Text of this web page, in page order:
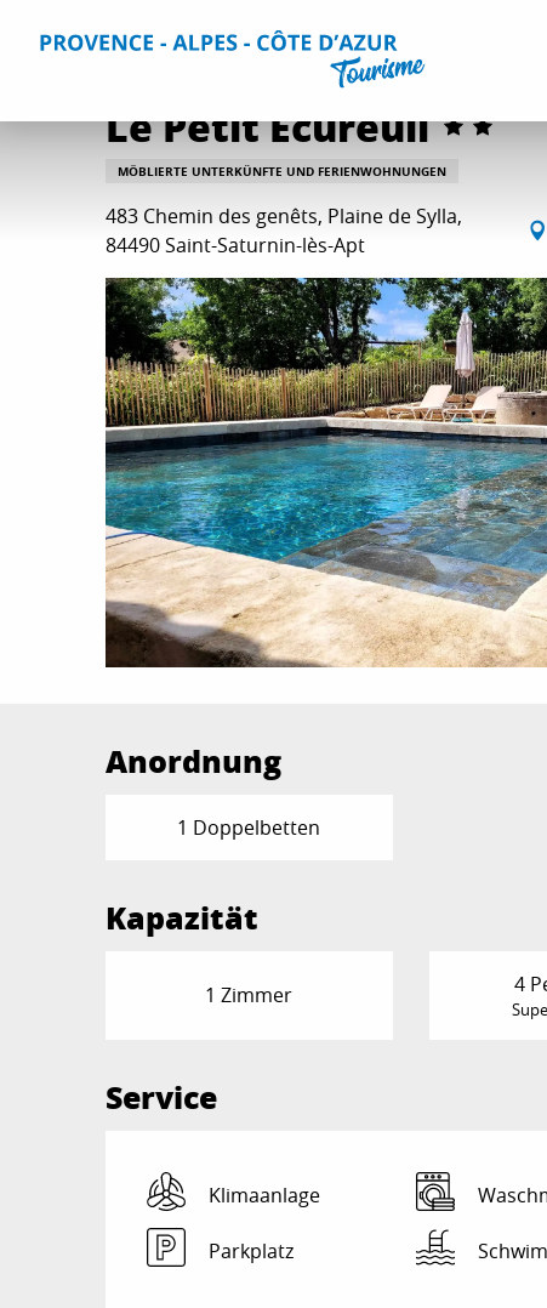
Home Aufenthalt Unterkünfte Alle Gites und
Le Petit Écureuil
MÖBLIERTE UNTERKÜNFTE UND FERIENWOHNUNGEN
483 Chemin des genêts, Plaine de Sylla,
84490 Saint-Saturnin-lès-Apt
Anordnung
1 Doppelbetten
Kapazität
1 Zimmer 4
Service
Klimaanlage
Parkplatz